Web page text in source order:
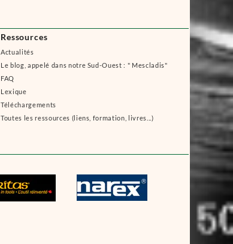
Ressources
Actualités
Le blog, appelé dans notre Sud-Ouest : " Mescladis"
FAQ
Lexique
Téléchargements
Toutes les ressources (liens, formation, livres...)